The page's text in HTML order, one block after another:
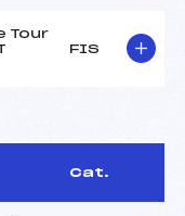
Tour
FIS
Cat.